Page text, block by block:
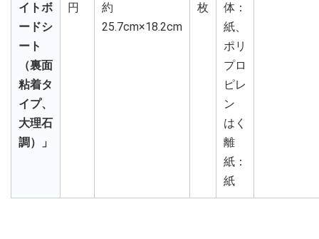
イトボ
ードシ
ート
（裏面
粘着タ
イプ、
大理石
調）」
円
約
25.7cm×18.2cm
枚
体：
紙、
ポリ
プロ
ピレ
ン
はく
離
紙：
紙